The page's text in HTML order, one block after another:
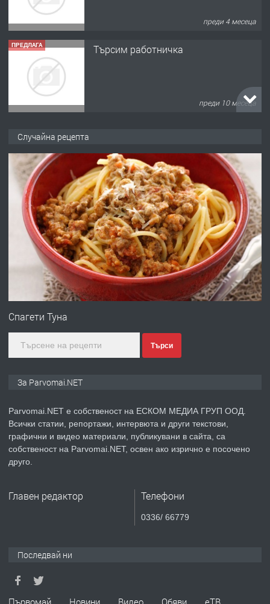
преди 4 месеца
ПРЕДЛАГА Търсим работничка
преди 10 месеца
преди 1 година
ПРЕДЛАГА Работа за общи работници
преди 1 година
Първи поход "По стъпките на Ангел
преди 1 година
ПРЕДЛАГА Уроци по Математика
Случайна рецепта
Спагети Туна
Търси
За Parvomai.NET
Parvomai.NET е собственост на ЕСКОМ МЕДИА ГРУП ООД.
Всички статии, репортажи, интервюта и други текстови,
графични и видео материали, публикувани в сайта, са
собственост на Parvomai.NET, освен ако изрично е посочено
друго.
Главен редактор Телефони
0336/ 66779
Последвай ни
Първомай Новини Видео Обяви еТВ